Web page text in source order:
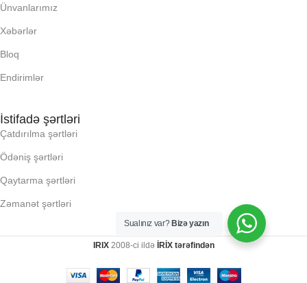
Ünvanlarımız
Xəbərlər
Bloq
Endirimlər
İstifadə şərtləri
Çatdırılma şərtləri
Ödəniş şərtləri
Qaytarma şərtləri
Zəmanət şərtləri
IRIX 2008-ci ildə İRİX tərəfindən
Sualınız var? Bizə yazın